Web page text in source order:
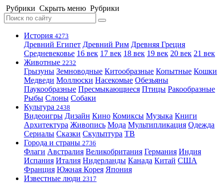
Рубрики Скрыть меню Рубрики
История 4273
Древний Египет Древний Рим Древняя Греция
Средневековье 16 век 17 век 18 век 19 век 20 век 21 век
Животные 2232
Грызуны Земноводные Китообразные Копытные Кошки
Медведи Моллюски Насекомые Обезьяны
Паукообразные Пресмыкающиеся Птицы Ракообразные
Рыбы Слоны Собаки
Культура 2438
Видеоигры Дизайн Кино Комиксы Музыка Книги
Архитектура Живопись Мода Мультипликация Одежда
Сериалы Сказки Скульптура ТВ
Города и страны 2736
Флаги Австралия Великобритания Германия Индия
Испания Италия Нидерланды Канада Китай США
Франция Южная Корея Япония
Известные люди 2317